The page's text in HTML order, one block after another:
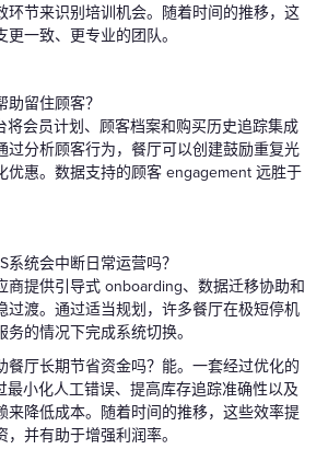
环节来识别培训机会。随着时间的推移，这
一致、更专业的团队。
助留住顾客？
将会员计划、顾客档案和购买历史追踪集成
过分析顾客行为，餐厅可以创建鼓励重复光
优惠。数据支持的顾客 engagement 远胜于
系统会中断日常运营吗？
商提供引导式 onboarding、数据迁移协助和
过渡。通过适当规划，许多餐厅在极短停机
的情况下完成系统切换。
餐厅长期节省资金吗？能。一套经过优化的
最小化人工错误、提高库存追踪准确性以及
来降低成本。随着时间的推移，这些效率提
并有助于增强利润率。